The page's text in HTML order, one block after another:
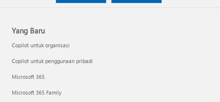
Yang Baru
Copilot untuk organisasi
Copilot untuk penggunaan pribadi
Microsoft 365
Microsoft 365 Family